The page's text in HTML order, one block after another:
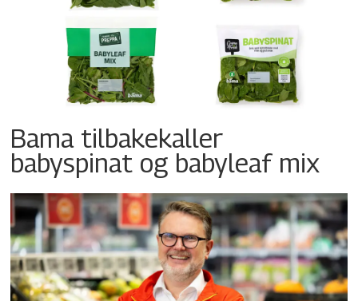
Bama tilbakekaller
babyspinat og babyleaf mix